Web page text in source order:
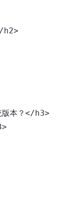
h2>
本？</h3>